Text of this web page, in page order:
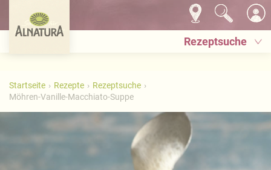
Rezeptsuche
Startseite Rezepte
Rezeptsuche
Möhren-Vanille-Macchiato-Suppe